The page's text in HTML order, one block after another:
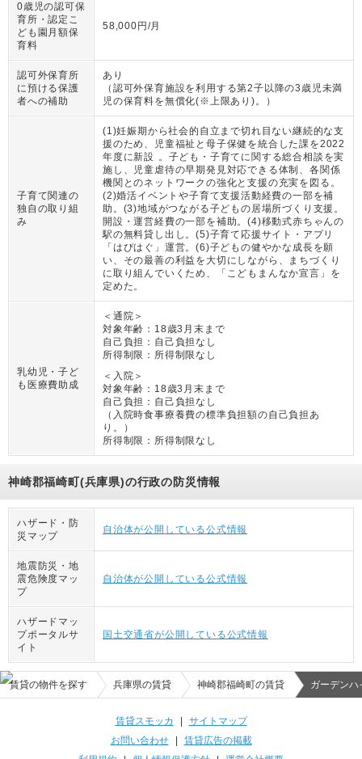
0歳児の認可保
育所・認定こ
ども園月額保
育料
58,000円/月
認可外保育所
に預ける保護
者への補助
あり
（ 認可外保育施設を利用する第2子以降の3歳児未満
児の保育料を無償化(※上限あり)。
）
子育て関連の
独自の取り組
み
(1)妊娠期から社会的自立まで切れ目ない継続的な支
援のため、児童福祉と母子保健を統合した課を2022
年度に新設 。子ども・子育てに関する総合相談を実
施し、児童虐待の早期発見対応できる体制、各関係
機関とのネットワークの強化と支援の充実を図る。
(2)婚活イベントや子育て支援活動経費の一部を補
助。(3)地域がつながる子どもの居場所づくり支援。
開設・運営経費の一部を補助。(4)移動式赤ちゃんの
駅の無料貸し出し。(5)子育て応援サイト・アプリ
「はぴはぐ」運営。(6)子どもの健やかな成長を願
い、その最善の利益を大切にしながら、まちづくり
に取り組んでいくため、「こどもまんなか宣言」を
定めた。
乳幼児・子ど
も医療費助成
＜通院＞
対象年齢： 18歳3月末まで
自己負担： 自己負担なし
所得制限： 所得制限なし
＜入院＞
対象年齢： 18歳3月末まで
自己負担： 自己負担なし
（ 入院時食事療養費の標準負担額の自己負担あ
り。
）
所得制限： 所得制限なし
神崎郡福崎町(兵庫県)の行政の防災情報
ハザード・防
災マップ
自治体が公開している公式情報
地震防災・地
震危険度マッ
プ
自治体が公開している公式情報
ハザードマッ
プポータルサ
イト
国土交通省が公開している公式情報
賃貸の物件を探す 兵庫県の賃貸 神崎郡福崎町の賃貸 ガーデンハ
賃貸スモッカ
サイトマップ
お問い合わせ| 賃貸広告の掲載